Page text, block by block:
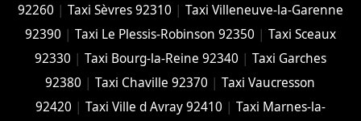
92260 | Taxi Sèvres 92310 | Taxi Villeneuve-la-Garenne
92390 | Taxi Le Plessis-Robinson 92350 | Taxi Sceaux
92330 | Taxi Bourg-la-Reine 92340 | Taxi Garches
92380 |Taxi Chaville 92370 |Taxi Vaucresson
92420 | Taxi Ville d Avray 92410 | Taxi Marnes-la-